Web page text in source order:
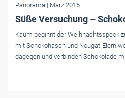
Panorama | März 2015
Süße Versuchung –
Kaum beginnt der Weihnachtsspeck
mit Schokohasen und Nougat-Eiern
dagegen und verbinden Schokolade